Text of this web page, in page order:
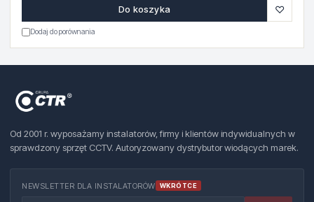
Do koszyka ♡
Dodaj do porównania
Od 2001 r. wyposażamy instalatorów, firmy i klientów indywidualnych w
sprawdzony sprzęt CCTV. Autoryzowany dystrybutor wiodących marek.
NEWSLETTER DLA INSTALATORÓW WKRÓTCE